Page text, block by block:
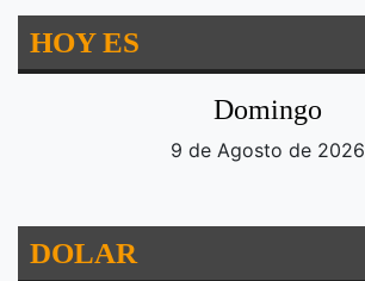
HOY ES
Domingo
9 de Agosto de 2026
DOLAR